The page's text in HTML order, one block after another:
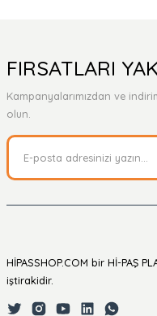
FIRSATLARI
Kampanyalarımızdan ve
olun.
HİPASSHOP.COM bir Hİ-PAŞ
iştirakidir.